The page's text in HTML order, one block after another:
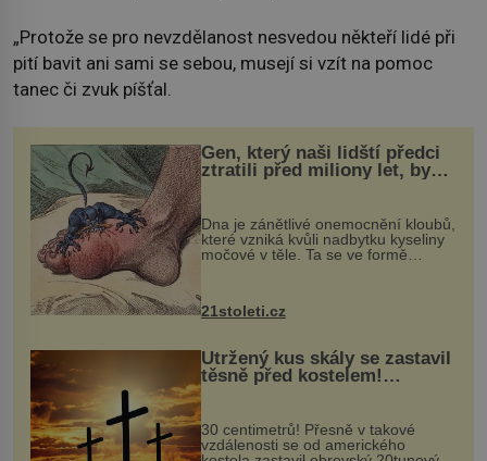
„Protože se pro nevzdělanost nesvedou někteří lidé při
pití bavit ani sami se sebou, musejí si vzít na pomoc
tanec či zvuk píšťal.
Gen, který naši lidští předci
ztratili před miliony let, by
mohl pomoci s léčbou
„nemoci králů“
Dna je zánětlivé onemocnění kloubů,
které vzniká kvůli nadbytku kyseliny
močové v těle. Ta se ve formě
nohou, a způsobuje bole...
21stoleti.cz
Utržený kus skály se zastavil
těsně před kostelem!
Ochránila ho boží síla?
30 centimetrů! Přesně v takové
vzdálenosti se od amerického